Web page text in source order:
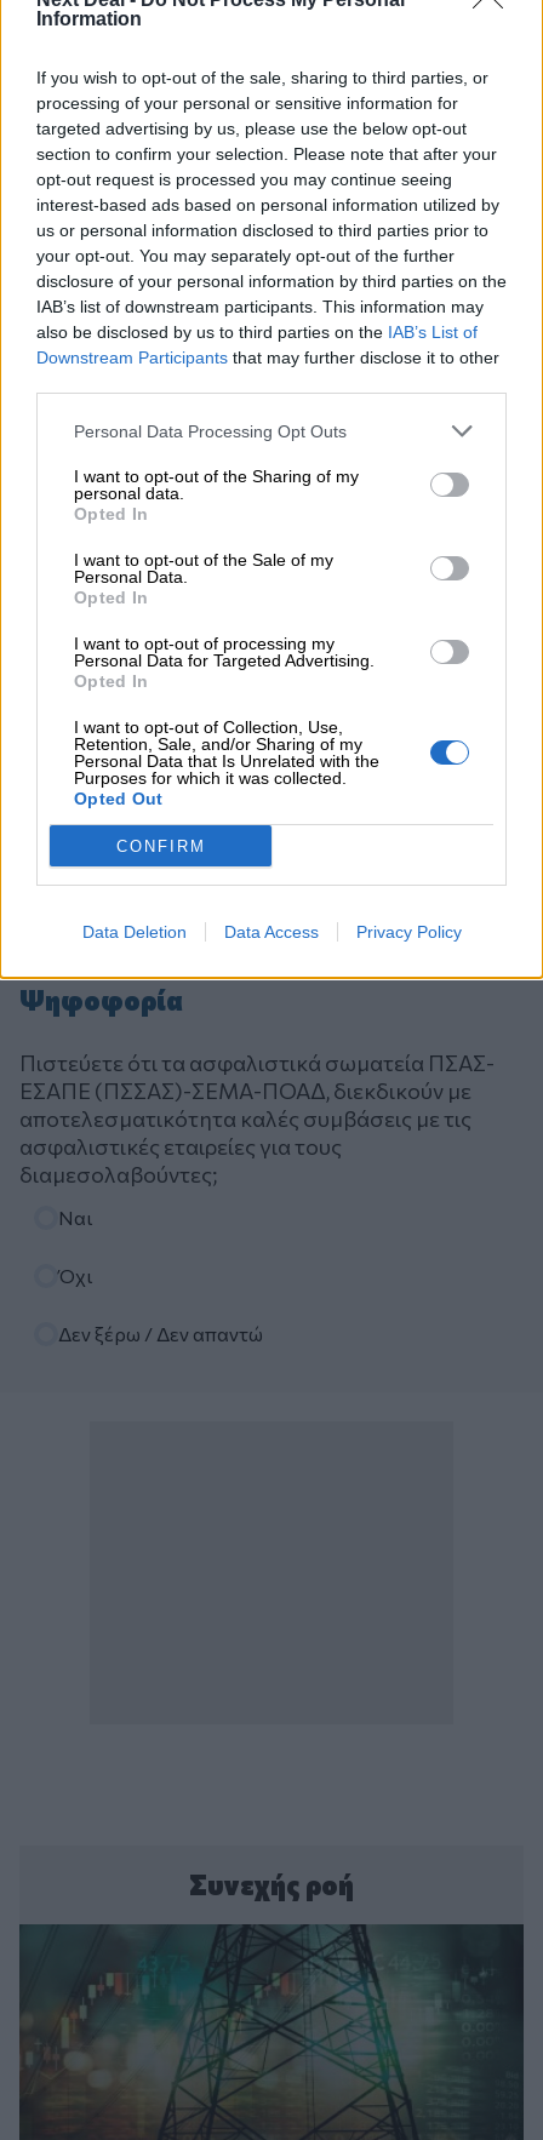
Information
If you wish to opt-out of the sale, sharing to third parties, or
processing of your personal or sensitive information for
targeted advertising by us, please use the below opt-out
section to confirm your selection. Please note that after your
opt-out request is processed you may continue seeing
interest-based ads based on personal information utilized by
us or personal information disclosed to third parties prior to
your opt-out. You may separately opt-out of the further
disclosure of your personal information by third parties on the
IAB’s list of downstream participants. This information may
also be disclosed by us to third parties on the IAB’s List of
Downstream Participants that may further disclose it to other
Personal Data Processing Opt Outs
I want to opt-out of the Sharing of my
personal data.
Opted In
I want to opt-out of the Sale of my
Personal Data.
Opted In
I want to opt-out of processing my
Personal Data for Targeted Advertising.
Opted In
I want to opt-out of Collection, Use,
Retention, Sale, and/or Sharing of my
Personal Data that Is Unrelated with the
Purposes for which it was collected.
Opted Out
CONFIRM
Data Deletion Data Access Privacy Policy
πιστωτική επέκταση των ελληνικών τραπεζών, το «πάρτι»
05.08.2026 - 08:37
Ιωάννης Μπολέτης – ΩΝΑΣΕΙΟ
04.08.2026 - 15:33
ERGO Hellas: Μέτρα στήριξης για τους πληγέντες
ασφαλισμένους της από τις πυρκαγιές
04.08.2026 - 12:40
Τράπεζα Κύπρου: Ενισχυμένες κατά 31% οι ασφαλιστικές
υπηρεσίες - Κέρδη €252 εκατ. (+7%) και ROTE 18.8% στο
εξάμηνο
Σπύρος Γεωργαράς - «ΥΓΕΙΑ» / Ερευνητικό και Θεραπευτικό
Ψηφοφορία
Πιστεύετε ότι τα ασφαλιστικά σωματεία ΠΣΑΣ-
ΕΣΑΠΕ (ΠΣΣΑΣ)-ΣΕΜΑ-ΠΟΑΔ, διεκδικούν με
αποτελεσματικότητα καλές συμβάσεις με τις
ασφαλιστικές εταιρείες για τους
διαμεσολαβούντες;
Ναι
Όχι
Δεν ξέρω / Δεν απαντώ
Συνεχής ροή